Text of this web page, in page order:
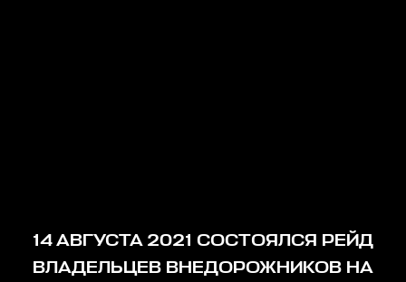
14 АВГУСТА 2021 СОСТОЯЛСЯ РЕЙД
ВЛАДЕЛЬЦЕВ ВНЕДОРОЖНИКОВ НА